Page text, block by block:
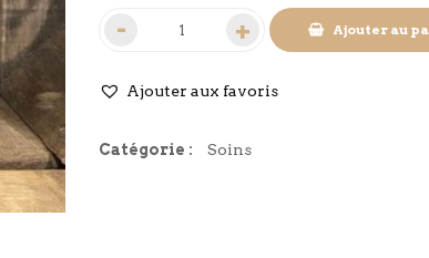
Ajouter au
Ajouter aux favoris
Catégorie : Soins